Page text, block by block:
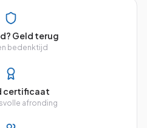
Geld terug
bedenktijd
certificaat
afronding